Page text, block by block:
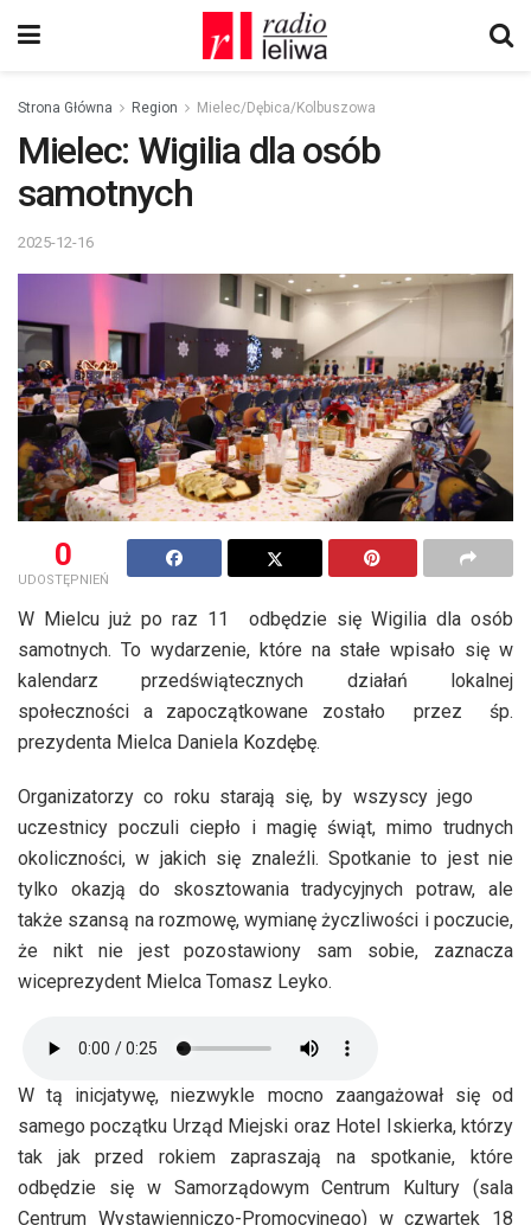
Strona Główna Region Mielec/Dębica/Kolbuszowa
Mielec: Wigilia dla osób
samotnych
2025-12-16
0
UDOSTĘPNIEŃ
W Mielcu już po raz 11 odbędzie się Wigilia dla osób
samotnych. To wydarzenie, które na stałe wpisało się w
kalendarz przedświątecznych działań lokalnej
społeczności a zapoczątkowane zostało przez śp.
prezydenta Mielca Daniela Kozdębę.
Organizatorzy co roku starają się, by wszyscy jego
uczestnicy poczuli ciepło i magię świąt, mimo trudnych
okoliczności, w jakich się znaleźli. Spotkanie to jest nie
tylko okazją do skosztowania tradycyjnych potraw, ale
także szansą na rozmowę, wymianę życzliwości i poczucie,
że nikt nie jest pozostawiony sam sobie, zaznacza
wiceprezydent Mielca Tomasz Leyko.
W tą inicjatywę, niezwykle mocno zaangażował się od
samego początku Urząd Miejski oraz Hotel Iskierka, którzy
tak jak przed rokiem zapraszają na spotkanie, które
odbędzie się w Samorządowym Centrum Kultury (sala
Centrum Wystawienniczo-Promocyjnego) w czwartek 18